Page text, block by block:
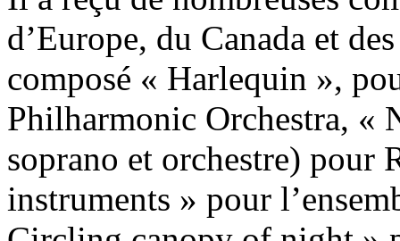
d’Europe, du Canada et
composé « Harlequin »,
Philharmonic Orchestra, «
soprano et orchestre) pour
instruments » pour